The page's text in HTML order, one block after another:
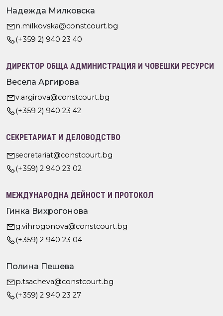
Надежда Милковска
n.milkovska@constcourt.bg
(+359 2) 940 23 40
ДИРЕКТОР ОБЩА АДМИНИСТРАЦИЯ И ЧОВЕШКИ РЕСУРСИ
Весела Аргирова
v.argirova@constcourt.bg
(+359 2) 940 23 42
СЕКРЕТАРИАТ И ДЕЛОВОДСТВО
secretariat@constcourt.bg
(+359) 2 940 23 02
МЕЖДУНАРОДНА ДЕЙНОСТ И ПРОТОКОЛ
Гинка Вихрогонова
g.vihrogonova@constcourt.bg
(+359) 2 940 23 04
Полина Пешева
p.tsacheva@constcourt.bg
(+359) 2 940 23 27